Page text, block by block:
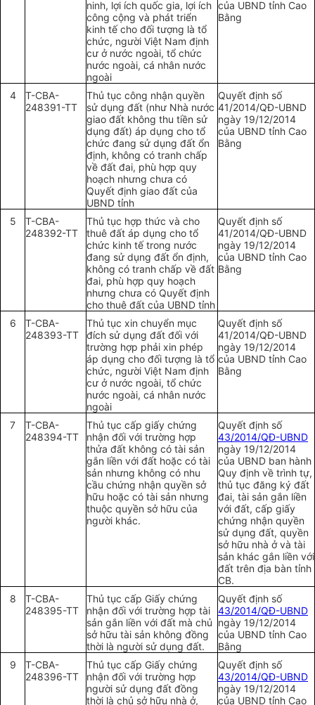
ninh, lợi ích quốc gia, lợi ích
công cộng và phát triển
kinh tế cho đối tượng là tổ
chức, người Việt Nam định
cư ở nước ngoài, tổ chức
nước ngoài, cá nhân nước
ngoài
của UBND tỉnh Cao
Bằng
4
T-CBA-
248391-TT
Thủ tục công nhận quyền
sử dụng đất (như Nhà nước
giao đất không thu tiền sử
dụng đất) áp dụng cho tổ
chức đang sử dụng đất ổn
định, không có tranh chấp
về đất đai, phù hợp quy
hoạch nhưng chưa có
Quyết định giao đất của
UBND tỉnh
Quyết định số
41/2014/QĐ-UBND
ngày 19/12/2014
của UBND tỉnh Cao
Bằng
5
T-CBA-
248392-TT
Thủ tục hợp thức và cho
thuê đất áp dụng cho tổ
chức kinh tế trong nước
đang sử dụng đất ổn định,
không có tranh chấp về đất
đai, phù hợp quy hoạch
nhưng chưa có Quyết định
cho thuê đất của UBND tỉnh
Quyết định số
41/2014/QĐ-UBND
ngày 19/12/2014
của UBND tỉnh Cao
Bằng
6
T-CBA-
248393-TT
Thủ tục xin chuyển mục
đích sử dụng đất đối với
trường hợp phải xin phép
áp dụng cho đối tượng là tổ
chức, người Việt Nam định
cư ở nước ngoài, tổ chức
nước ngoài, cá nhân nước
ngoài
Quyết định số
41/2014/QĐ-UBND
ngày 19/12/2014
của UBND tỉnh Cao
Bằng
7
T-CBA-
248394-TT
Thủ tục cấp giấy chứng
nhận đối với trường hợp
thửa đất không có tài sản
gắn liền với đất hoặc có tài
sản nhưng không có nhu
cầu chứng nhận quyền sở
hữu hoặc có tài sản nhưng
thuộc quyền sở hữu của
người khác.
Quyết định số
43/2014/QĐ-UBND
ngày 19/12/2014
của UBND ban hành
Quy định về trình tự,
thủ tục đăng ký đất
đai, tài sản gắn liền
với đất, cấp giấy
chứng nhận quyền
sử dụng đất, quyền
sở hữu nhà ở và tài
sản khác gắn liền với
đất trên địa bàn tỉnh
CB.
8
T-CBA-
248395-TT
Thủ tục cấp Giấy chứng
nhận đối với trường hợp tài
sản gắn liền với đất mà chủ
sở hữu tài sản không đồng
thời là người sử dụng đất.
Quyết định số
43/2014/QĐ-UBND
ngày 19/12/2014
của UBND tỉnh Cao
Bằng
9
T-CBA-
248396-TT
Thủ tục cấp Giấy chứng
nhận đối với trường hợp
người sử dụng đất đồng
thời là chủ sở hữu nhà ở,
Quyết định số
43/2014/QĐ-UBND
ngày 19/12/2014
của UBND tỉnh Cao